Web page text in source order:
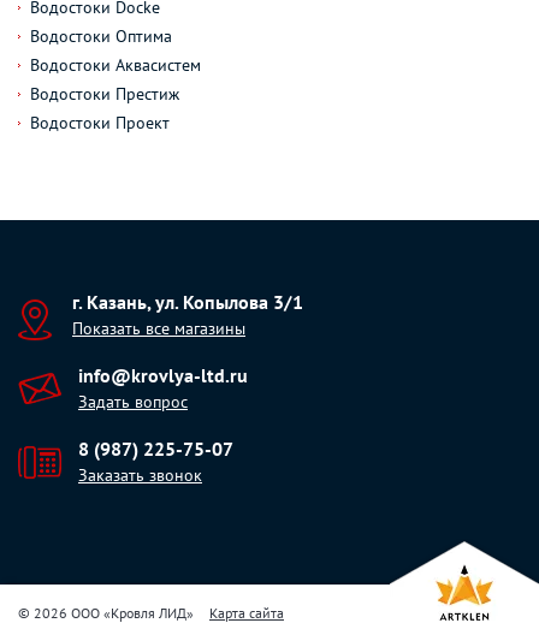
Водостоки Docke
Водостоки Оптима
Водостоки Аквасистем
Водостоки Престиж
Водостоки Проект
г. Казань, ул. Копылова 3/1
Показать все магазины
info@krovlya-ltd.ru
Задать вопрос
8 (987) 225-75-07
Заказать звонок
© 2026 ООО «Кровля ЛИД» Карта сайта